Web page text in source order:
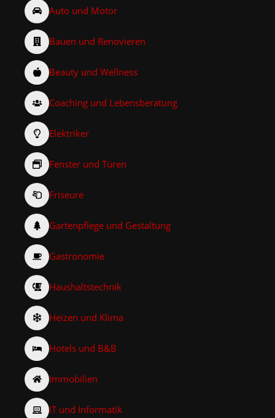
Auto und Motor
Bauen und Renovieren
Beauty und Wellness
Coaching und Lebensberatung
Elektriker
Fenster und Türen
Friseure
Gartenpflege und Gestaltung
Gastronomie
Haushaltstechnik
Heizen und Klima
Hotels und B&B
Immobilien
IT und Informatik